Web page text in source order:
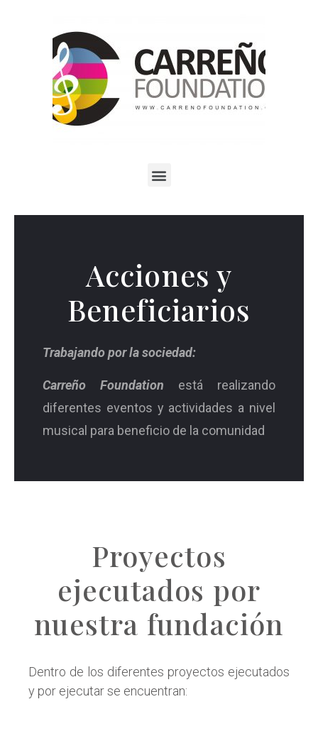
Acciones y
Beneficiarios
Trabajando por la sociedad:
Carreño Foundation está realizando
diferentes eventos y actividades a nivel
musical para beneficio de la comunidad
Proyectos
ejecutados por
nuestra fundación
Dentro de los diferentes proyectos ejecutados
y por ejecutar se encuentran: